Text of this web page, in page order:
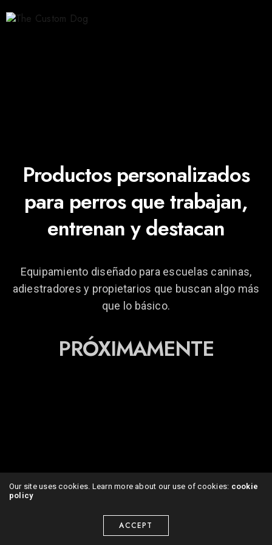
Productos personalizados
para perros que trabajan,
entrenan y destacan
Equipamiento diseñado para escuelas caninas,
adiestradores y propietarios que buscan algo más
que lo básico.
PRÓXIMAMENTE
Our site uses cookies. Learn more about our use of cookies: cookie
policy
ACCEPT